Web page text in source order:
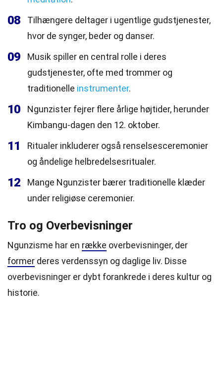
08
Tilhængere deltager i ugentlige gudstjenester,
hvor de synger, beder og danser.
09
Musik spiller en central rolle i deres
gudstjenester, ofte med trommer og
traditionelle instrumenter.
10
Ngunzister fejrer flere årlige højtider, herunder
Kimbangu-dagen den 12. oktober.
11
Ritualer inkluderer også renselsesceremonier
og åndelige helbredelsesritualer.
12
Mange Ngunzister bærer traditionelle klæder
under religiøse ceremonier.
Tro og Overbevisninger
Ngunzisme har en række overbevisninger, der
former deres verdenssyn og daglige liv. Disse
overbevisninger er dybt forankrede i deres kultur og
historie.